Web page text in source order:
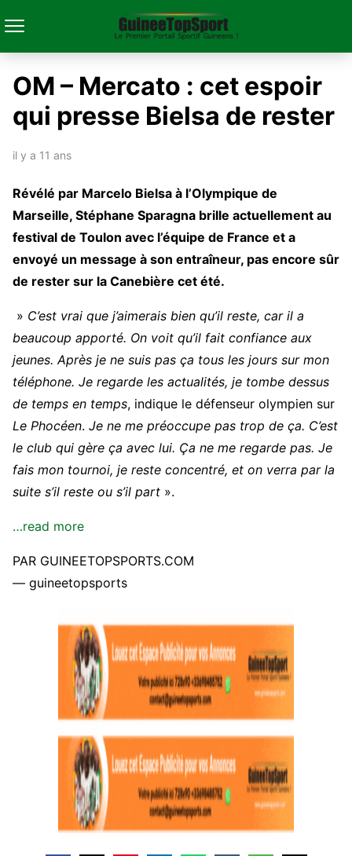
OM – Mercato : cet espoir
qui presse Bielsa de rester
il y a 11 ans
Révélé par Marcelo Bielsa à l’Olympique de
Marseille, Stéphane Sparagna brille actuellement au
festival de Toulon avec l’équipe de France et a
envoyé un message à son entraîneur, pas encore sûr
de rester sur la Canebière cet été.
» C’est vrai que j’aimerais bien qu’il reste, car il a
beaucoup apporté. On voit qu’il fait confiance aux
jeunes. Après je ne suis pas ça tous les jours sur mon
téléphone. Je regarde les actualités, je tombe dessus
de temps en temps, indique le défenseur olympien sur
Le Phocéen. Je ne me préoccupe pas trop de ça. C’est
le club qui gère ça avec lui. Ça ne me regarde pas. Je
fais mon tournoi, je reste concentré, et on verra par la
suite s’il reste ou s’il part ».
…read more
PAR GUINEETOPSPORTS.COM
— guineetopsports